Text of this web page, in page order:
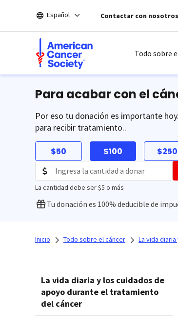
el
Español Contactar con nosotros
Todo sobre
Para acabar con el
Por eso tu donación es importante
para recibir tratamiento..
$50 $100 $250
La cantidad debe ser $5 o más
Tu donación es 100% deducible de
Inicio Todo sobre el cáncer La vida
La vida diaria y los cuidados de
apoyo durante el tratamiento
del cáncer